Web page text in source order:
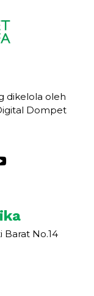
dikelola oleh
Dompet
Barat No.14